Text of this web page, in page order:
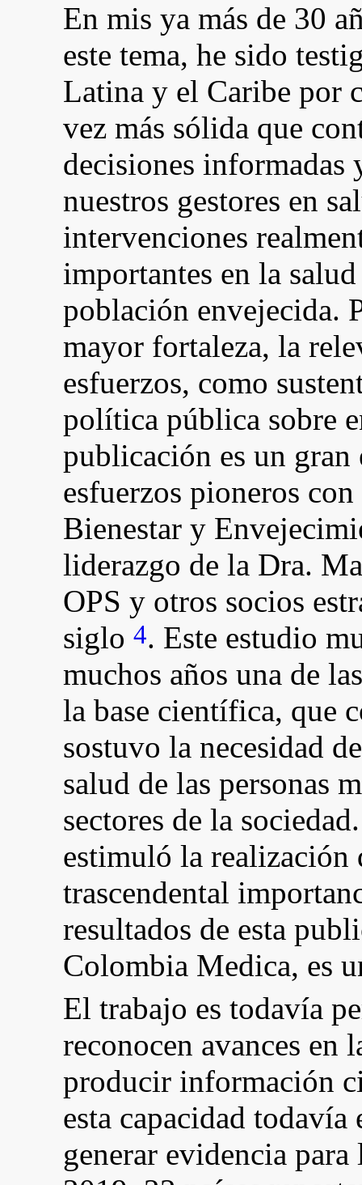
En mis ya más de 30
este tema, he sido
Latina y el Caribe por
vez más sólida que
decisiones informadas
nuestros gestores en
intervenciones
importantes en la
población envejecida.
mayor fortaleza, la
esfuerzos, como
política pública sobre
publicación es un gran
esfuerzos pioneros
Bienestar y
liderazgo de la Dra.
OPS y otros socios
siglo4. Este estudio
muchos años una de
la base científica, que
sostuvo la necesidad
salud de las personas
sectores de la
estimuló la realización
trascendental
resultados de esta
Colombia Medica, es
El trabajo es todavía
reconocen avances en
producir información
esta capacidad
generar evidencia